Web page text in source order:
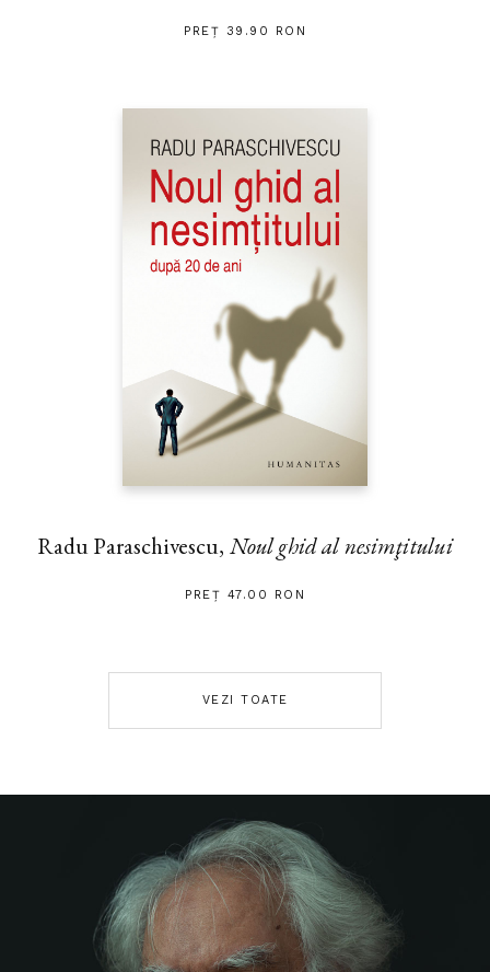
PREȚ 39.90 RON
Radu Paraschivescu, Noul ghid al nesimţitului
PREȚ 47.00 RON
VEZI TOATE